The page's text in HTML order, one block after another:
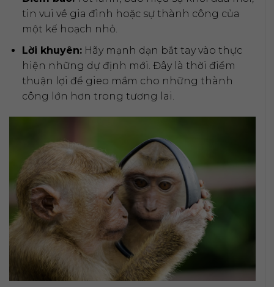
tin vui về gia đình hoặc sự thành công của
một kế hoạch nhỏ.
Lời khuyên:Hãy mạnh dạn bắt tay vào thực
hiện những dự định mới. Đây là thời điểm
thuận lợi để gieo mầm cho những thành
công lớn hơn trong tương lai.